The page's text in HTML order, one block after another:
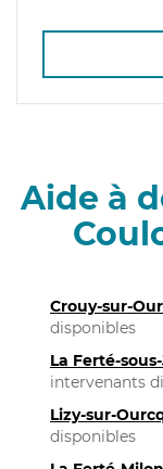
Aide à
Crouy-sur-
disponibles
La Ferté-
intervenants
Lizy-sur-
disponibles